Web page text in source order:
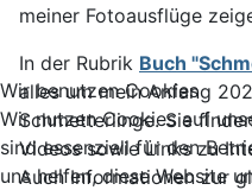
meiner Fotoausflüge
In der Rubrik Buch
alles um mein Anfang
Schmetterlinge. Sie
Videos sowie Links zu
Auch Informationen zur
Wir benutzen Cookies
Wir nutzen Cookies auf
sind essenziell für den
uns helfen, diese Website